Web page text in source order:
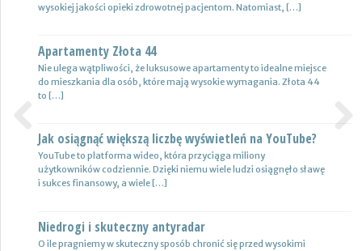
wysokiej jakości opieki zdrowotnej pacjentom. Natomiast, […]
Apartamenty Złota 44
Nie ulega wątpliwości, że luksusowe apartamenty to idealne miejsce
do mieszkania dla osób, które mają wysokie wymagania. Złota 44
to […]
Jak osiągnąć większą liczbę wyświetleń na YouTube?
YouTube to platforma wideo, która przyciąga miliony
użytkowników codziennie. Dzięki niemu wiele ludzi osiągnęło sławę
i sukces finansowy, a wiele […]
Niedrogi i skuteczny antyradar
O ile pragniemy w skuteczny sposób chronić się przed wysokimi
bezpieczeństwa oraz podniesie komfort […]
Wynajem samochodów i naczep – usługi
Z całą pewnością firmy transportowe spedycyjne czy także
logistyczne potrzebują przede wszystkim nowoczesnej floty aut,
które są gotowe do pracy. […]
Certyfikat uprawnień w branży budowlanej
Uprawnienia w biznesie budowlanej dotyczą różnych specjalności.
Jest to specjalność architektoniczna, niemniej jednak również
konstrukcyjno-budowlana, inżynieryjna oraz instalacyjna. Warto
Drewutnia z palet na działkę
Previous